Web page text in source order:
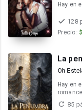
Hay en
128
Precio:
La
Oh
Hay en
85